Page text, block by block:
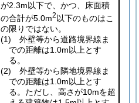
が2.3m以下で、かつ、床面積
の合計が5.0m2 以下のものはこ
の限りではない。
(1) 外壁等から道路境界線ま
での距離は1.0m以上とす
る。
(2) 外壁等から隣地境界線ま
での距離は1.0m以上とす
る。ただし、高さが10mを超